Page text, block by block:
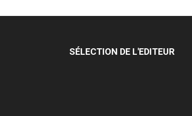
SÉLECTION DE L'EDITEUR